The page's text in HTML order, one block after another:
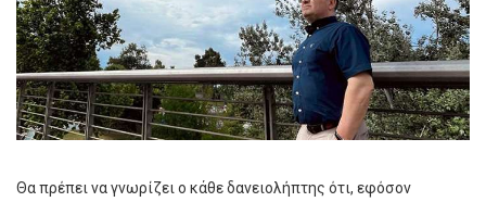
Θα πρέπει να γνωρίζει ο κάθε δανειολήπτης ότι, εφόσον